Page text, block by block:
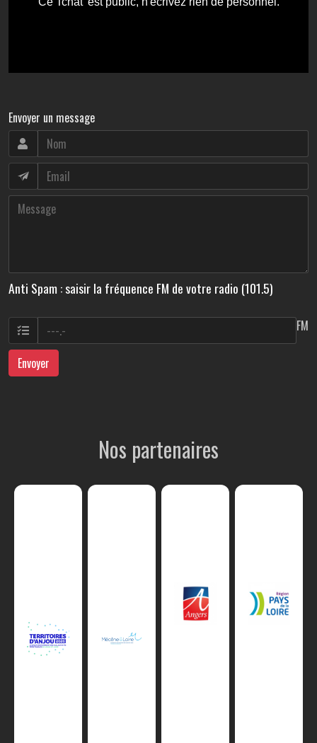
Envoyer un message
Anti Spam : saisir la fréquence FM de votre radio (101.5)
FM
Envoyer
Nos partenaires